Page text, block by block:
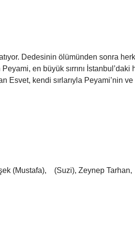
Dedesinin ölümünden sonra
en büyük sırrını İstanbul’daki
kendi sırlarıyla Peyami’nin ve
(Mustafa), (Suzi), Zeynep Tarhan,